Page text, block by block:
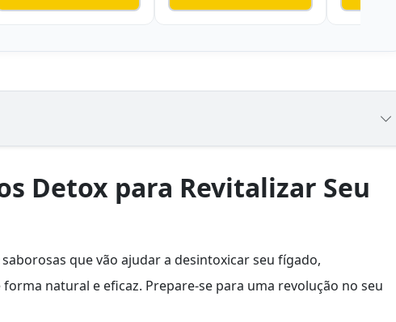
Detox para Revitalizar Seu
que vão ajudar a desintoxicar seu fígado,
natural e eficaz. Prepare-se para uma revolução no seu